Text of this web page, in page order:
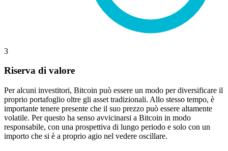
3
Riserva di valore
Per alcuni investitori, Bitcoin può essere un modo per diversificare il
proprio portafoglio oltre gli asset tradizionali. Allo stesso tempo, è
importante tenere presente che il suo prezzo può essere altamente
volatile. Per questo ha senso avvicinarsi a Bitcoin in modo
responsabile, con una prospettiva di lungo periodo e solo con un
importo che si è a proprio agio nel vedere oscillare.